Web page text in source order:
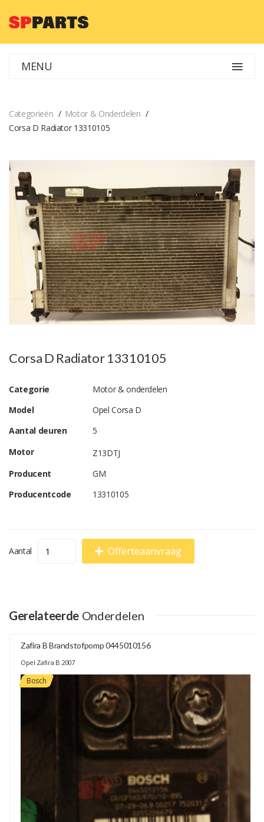
MENU
Categorieën
Motor & Onderdelen
Corsa D Radiator 13310105
Corsa D Radiator 13310105
Categorie
Motor & onderdelen
Model
Opel Corsa D
Aantal deuren
5
Motor
Z13DTJ
Producent
GM
Producentcode
13310105
Aantal Offerteaanvraag
Gerelateerde Onderdelen
Zafira B Brandstofpomp 0445010156
Opel Zafira B 2007
Bosch